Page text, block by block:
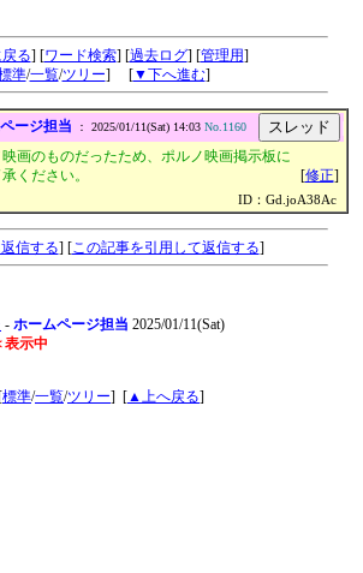
る] [ワード検索] [過去ログ] [管理用]
準/一覧/ツリー] [▼下へ進む]
ージ担当 ： 2025/01/11(Sat) 14:03 No.1160
画のものだったため、ポルノ映画掲示板に
ください。
[修正]
ID：Gd.joA38Ac
信する] [この記事を引用して返信する]
- ホームページ担当 2025/01/11(Sat)
表示中
標準/一覧/ツリー] [▲上へ戻る]